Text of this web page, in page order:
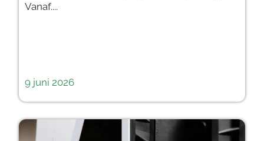
Vanaf....
9 juni 2026